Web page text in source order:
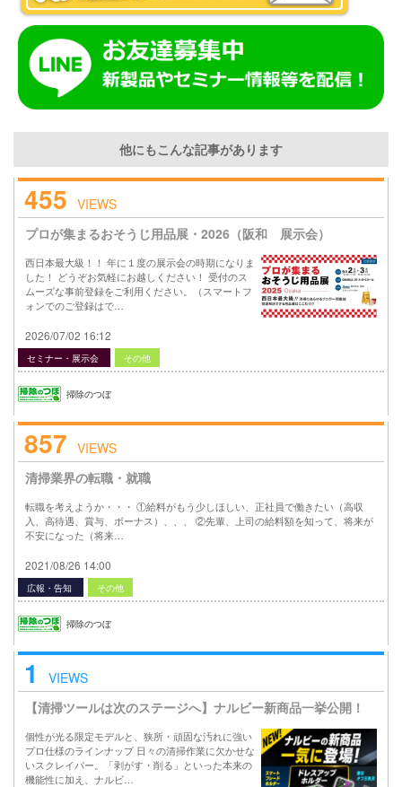
他にもこんな記事があります
455 VIEWS
プロが集まるおそうじ用品展・2026（阪和 展示会）
西日本最大級！！ 年に１度の展示会の時期になりま
した！ どうぞお気軽にお越しください！ 受付のス
ムーズな事前登録をご利用ください。（スマートフ
ォンでのご登録はで…
2026/07/02 16:12
セミナー・展示会 その他
掃除のつぼ
857 VIEWS
清掃業界の転職・就職
転職を考えようか・・・ ①給料がもう少しほしい、正社員で働きたい（高収
入、高待遇、賞与、ボーナス）、、、 ②先輩、上司の給料額を知って、将来が
不安になった（将来…
2021/08/26 14:00
広報・告知 その他
掃除のつぼ
1
VIEWS
【清掃ツールは次のステージへ】ナルビー新商品一挙公開！
個性が光る限定モデルと、狭所・頑固な汚れに強い
プロ仕様のラインナップ 日々の清掃作業に欠かせな
いスクレイパー。「剥がす・削る」といった本来の
機能性に加え、ナルビ…